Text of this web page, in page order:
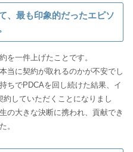
、最も印象的だったエピソ
を一件上げたことです。
当に契約が取れるのかが不安でし
ちでPDCAを回し続けた結果、イ
していただくことになりまし
の大きな決断に携われ、貢献でき
。